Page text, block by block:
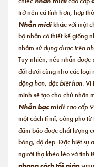
trở nên cá tính hơn, hợp
Nhẫn midikhác với một
bộ nhẫn có thiết kế giống
nhằm sử dụng được trên
Tuy nhiên, nếu nhẫn được
đốt dưới cùng như các loại
động hơn, đặc biệt hơn. Vì
mình sẽ tạo cho chủ nhân
Nhẫn bạc midi cao cấp
một cách tỉ mỉ, công phu
đảm bảo được chất lượng
bóng, độ đẹp. Đặc biệt sự
người thợ khéo léo và tinh